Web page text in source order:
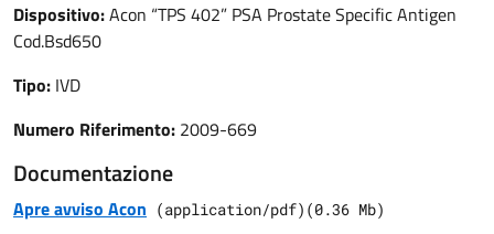
Dispositivo:Acon “TPS 402” PSA Prostate Specific Antigen
Cod.Bsd650
Tipo: IVD
Numero Riferimento: 2009-669
Documentazione
Apre avviso Acon (application/pdf) (0.36 Mb)